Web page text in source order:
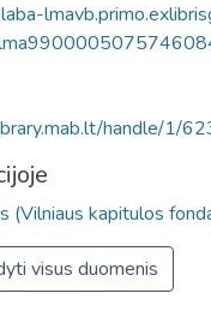
handle/1/
(Vilniaus kapitulos
visus duomenis